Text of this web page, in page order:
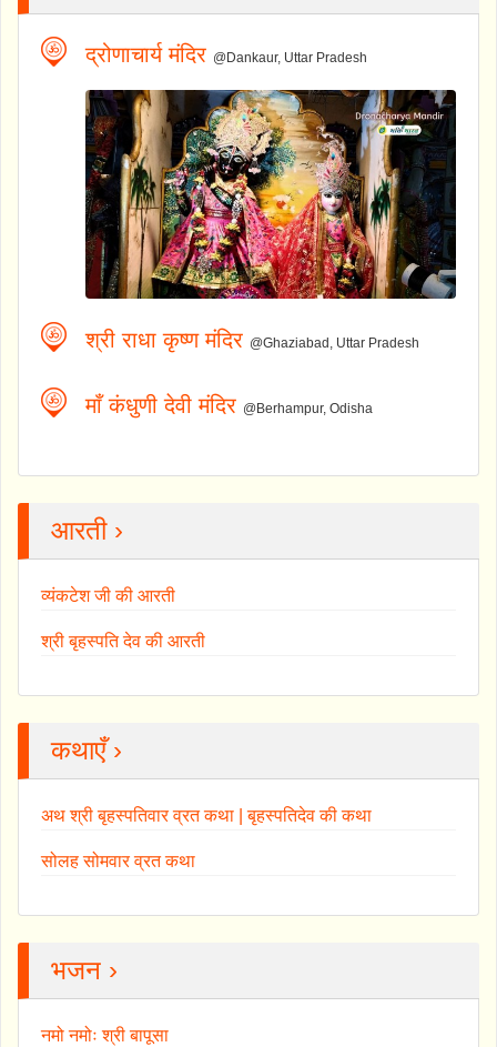
द्रोणाचार्य मंदिर @Dankaur, Uttar Pradesh
श्री राधा कृष्ण मंदिर @Ghaziabad, Uttar Pradesh
माँ कंधुणी देवी मंदिर @Berhampur, Odisha
आरती ›
व्यंकटेश जी की आरती
श्री बृहस्पति देव की आरती
कथाएँ ›
अथ श्री बृहस्पतिवार व्रत कथा | बृहस्पतिदेव की कथा
सोलह सोमवार व्रत कथा
भजन ›
नमो नमोः श्री बापूसा